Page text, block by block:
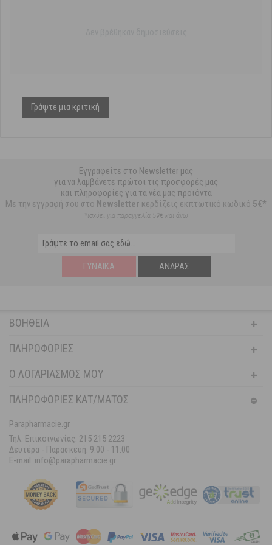
Γράψτε μια κριτική
Εγγραφείτε στο Newsletter μας
για να λαμβάνετε πρώτοι τις προσφορές μας
και πληροφορίες για τα νέα μας προϊόντα
Με την εγγραφή σου στο Newsletter κερδίζεις εκπτωτικό κωδικό 5€*
*ισχύει για παραγγελία 59€ και άνω
ΓΥΝΑΊΚΑ ΆΝΔΡΑΣ
ΒΟΉΘΕΙΑ
ΠΛΗΡΟΦΟΡΊΕΣ
Ο ΛΟΓΑΡΙΑΣΜΌΣ ΜΟΥ
ΠΛΗΡΟΦΟΡΙΕΣ ΚΑΤ/ΜΑΤΟΣ
Parapharmacie.gr
Τηλ. Επικοινωνίας: 215 215 2223
Δευτέρα - Παρασκευή: 9:00 - 11:00
E-mail: info@parapharmacie.gr